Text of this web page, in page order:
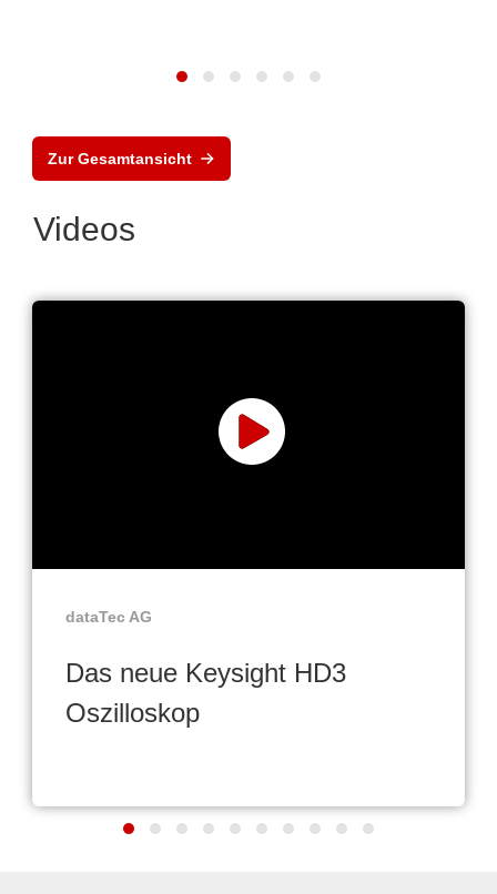
Zur Gesamtansicht
Videos
dataTec AG
Das neue Keysight HD3
Oszilloskop